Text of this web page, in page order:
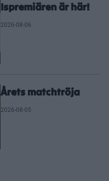
Ispremiären är här!
2026-08-06
Årets matchtröja
2026-08-05